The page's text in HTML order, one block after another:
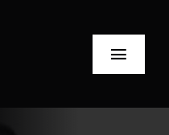
Toggle